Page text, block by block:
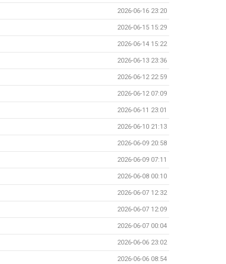
2026-06-16 23:20
2026-06-15 15:29
2026-06-14 15:22
2026-06-13 23:36
2026-06-12 22:59
2026-06-12 07:09
2026-06-11 23:01
2026-06-10 21:13
2026-06-09 20:58
2026-06-09 07:11
2026-06-08 00:10
2026-06-07 12:32
2026-06-07 12:09
2026-06-07 00:04
2026-06-06 23:02
2026-06-06 08:54